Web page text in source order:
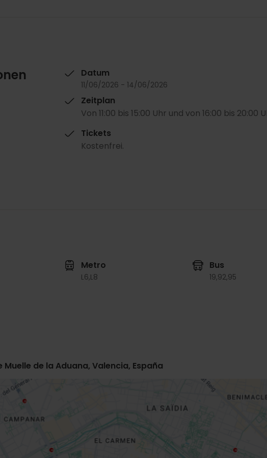
Datum
11/06/2026 - 14/06/2026
Zeitplan
Von 11:00 bis 15:00 Uhr und von 16:00 bis 20:00
Tickets
Kostenfrei.
Metro
L6,L8
Bus
19,92,95
de la Aduana, Valencia, España